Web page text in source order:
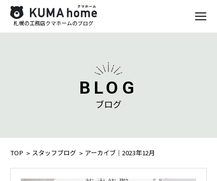
札幌の工務店クマホームのブログ
BLOG
ブログ
TOP スタッフブログ アーカイブ｜2023年12月